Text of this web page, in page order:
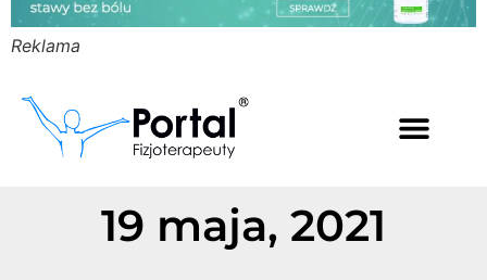
Reklama
19 maja, 2021